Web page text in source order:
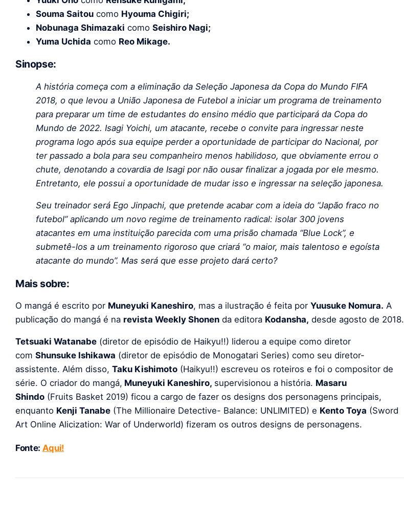
Souma Saitou como Hyouma Chigiri;
Nobunaga Shimazaki como Seishiro Nagi;
Yuma Uchida como Reo Mikage.
Sinopse:
A história começa com a eliminação da Seleção Japonesa da Copa do Mundo FIFA
2018, o que levou a União Japonesa de Futebol a iniciar um programa de treinamento
para preparar um time de estudantes do ensino médio que participará da Copa do
Mundo de 2022. Isagi Yoichi, um atacante, recebe o convite para ingressar neste
programa logo após sua equipe perder a oportunidade de participar do Nacional, por
ter passado a bola para seu companheiro menos habilidoso, que obviamente errou o
chute, denotando a covardia de Isagi por não ousar finalizar a jogada por ele mesmo.
Entretanto, ele possui a oportunidade de mudar isso e ingressar na seleção japonesa.
Seu treinador será Ego Jinpachi, que pretende acabar com a ideia do “Japão fraco no
futebol” aplicando um novo regime de treinamento radical: isolar 300 jovens
atacantes em uma instituição parecida com uma prisão chamada “Blue Lock”, e
submetê-los a um treinamento rigoroso que criará “o maior, mais talentoso e egoísta
atacante do mundo”. Mas será que esse projeto dará certo?
Mais sobre:
O mangá é escrito por Muneyuki Kaneshiro, mas a ilustração é feita por Yuusuke Nomura. A
publicação do mangá é na revista Weekly Shonen da editora Kodansha, desde agosto de 2018.
Tetsuaki Watanabe (diretor de episódio de Haikyu!!) liderou a equipe como diretor
com Shunsuke Ishikawa (diretor de episódio de Monogatari Series) como seu diretor-
assistente. Além disso, Taku Kishimoto (Haikyu!!) escreveu os roteiros e foi o compositor de
série. O criador do mangá, Muneyuki Kaneshiro, supervisionou a história. Masaru
Shindo (Fruits Basket 2019) ficou a cargo de fazer os designs dos personagens principais,
enquanto Kenji Tanabe (The Millionaire Detective- Balance: UNLIMITED) e Kento Toya (Sword
Art Online Alicization: War of Underworld) fizeram os outros designs de personagens.
Fonte: Aqui!